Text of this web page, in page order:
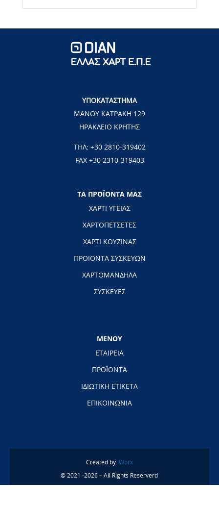
ΥΠΟΚΑΤΑΣΤΗΜΑ
ΜΑΝΟΥ ΚΑΤΡΑΚΗ 129
ΗΡΑΚΛΕΙΟ ΚΡΗΤΗΣ
ΤΗΛ: +30 2810-319402
FAX +30 2310-319403
ΤΑ ΠΡΟΪΟΝΤΑ ΜΑΣ
ΧΑΡΤΙ ΥΓΕΙΑΣ
ΧΑΡΤΟΠΕΤΣΕΤΕΣ
ΧΑΡΤΙ ΚΟΥΖΙΝΑΣ
ΠΡΟΙΟΝΤΑ ΣΥΣΚΕΥΩΝ
ΧΑΡΤΟΜΑΝΔΗΛΑ
ΣΥΣΚΕΥΕΣ
ΜΕΝΟΥ
ΕΤΑΙΡΕΙΑ
ΠΡΟΪΟΝΤΑ
ΙΔΙΩΤΙΚΗ ΕΤΙΚΕΤΑ
ΕΠΙΚΟΙΝΩΝΙΑ
Created by iWorx
© 2021 -2026 – All Rights Reserverd